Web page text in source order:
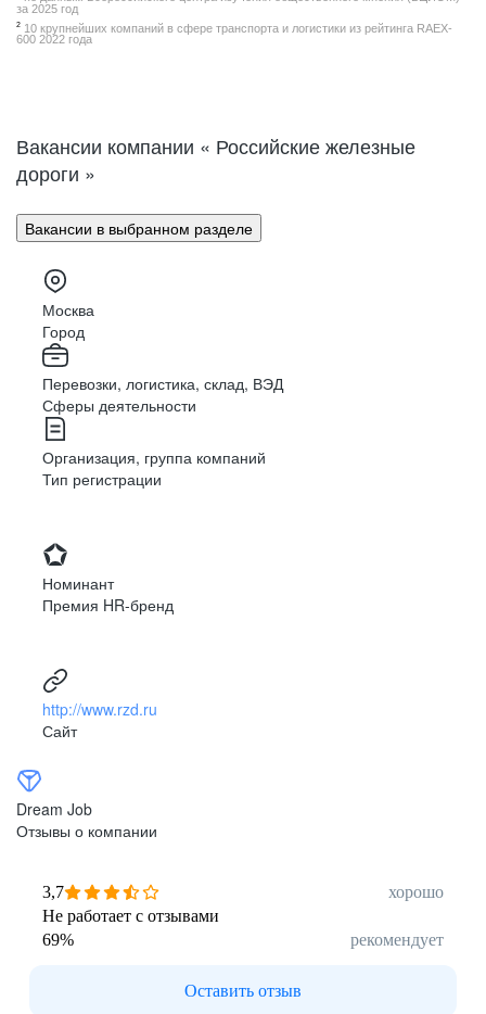
за 2025 год
2 10 крупнейших компаний в сфере транспорта и логистики из рейтинга RAEX-
600 2022 года
Вакансии компании « Российские железные
дороги »
Вакансии в выбранном разделе
Москва
Город
Перевозки, логистика, склад, ВЭД
Сферы деятельности
Организация, группа компаний
Тип регистрации
Номинант
Премия HR-бренд
http://www.rzd.ru
Сайт
Dream Job
Отзывы о компании
3,7
хорошо
Не работает с отзывами
69% рекомендует
Оставить отзыв